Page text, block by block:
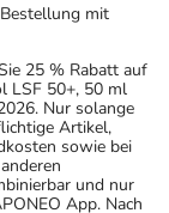
mit
25 % Rabatt auf
LSF 50+, 50 ml
Nur solange
Artikel,
sowie bei
und nur
App. Nach